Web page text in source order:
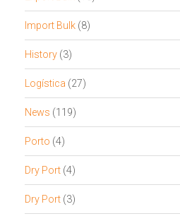
Import Bulk (8)
History (3)
Logística (27)
News (119)
Porto (4)
Dry Port (4)
Dry Port (3)